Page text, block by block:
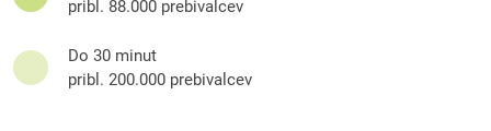
pribl. 88.000 prebivalcev
Do 30 minut
pribl. 200.000 prebivalcev